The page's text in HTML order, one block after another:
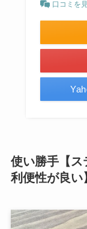
口コミを
使い勝手【
利便性が良い